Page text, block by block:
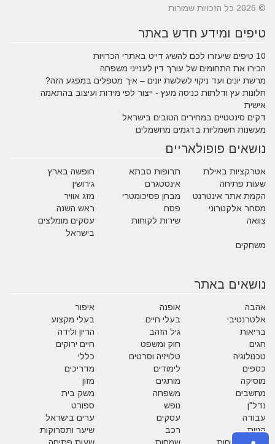
© 2026 כל הזכויות שמורות
טיפים ומידע חדש באתר
10 טיפים שיעזרו לכם להשיג דייט באתרי הכרויות
הכירו את התחומים של עורך דין לענייני משפחה
מרשת יונים ועד ניקוי לשלשת יונים – איך מטפלים במפגע הזה?
חלונות עץ ודלתות כניסה מעץ - ייצור לפי מידות ועיצוב בהתאמה
אישית
דקים סינטטיים במחירים הטובים בישראל
מעשנות חשמליות בדגמים מחשמלים
נושאים פופולאריים
אטרקציות באילת תרופות סבתא
חופשה בארץ
שעות פתיחה
אינסטגרם
גירושין
הקמת אתר אינטרנט
מבחן פסיכומטרי
מזג אוויר
מסחר אלקטרוני
פסח
ראש השנה
צוואה
שירות לקוחות
עסקים מומלצים
בישראל
משחקים
נושאים באתר
אהבה אופנה
איפור
אלטרנטיבי
בעלי חיים
בעלי מקצוע
בריאות
גיל הזהב
הריון ולידה
חגים
חוק ומשפט
חיים ירוקים
טכנולוגיה
טלויזיה וסרטים
כללי
כספים
לימודים
מדריכים
מוסיקה
מותגים
מזון
מחשבים
משפחה
משק בית
נדל"ן
נופש
ספורט
עבודה
עסקים
ערים בישראל
קניות
רכב
שיער ותסרוקות